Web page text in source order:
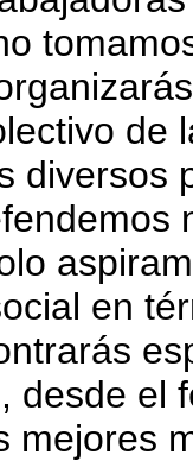
de
diversos
en
desde el
mejores